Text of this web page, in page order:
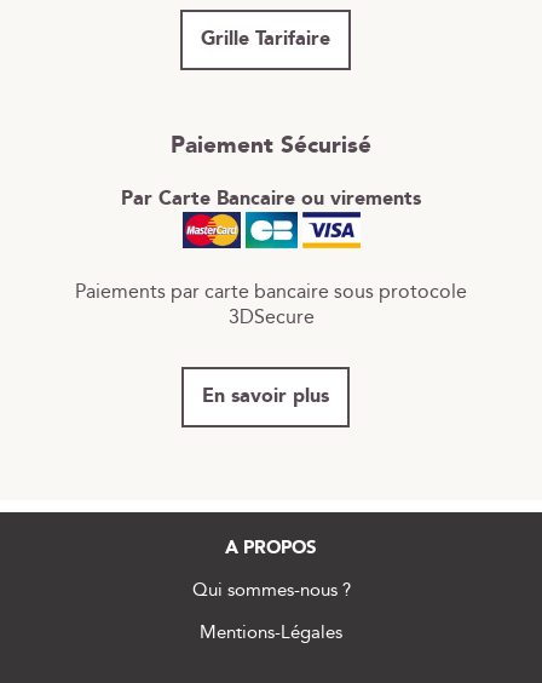
Grille Tarifaire
Paiement Sécurisé
Par Carte Bancaire ou virements
Paiements par carte bancaire sous protocole
3DSecure
En savoir plus
A PROPOS
Qui sommes-nous ?
Mentions-Légales